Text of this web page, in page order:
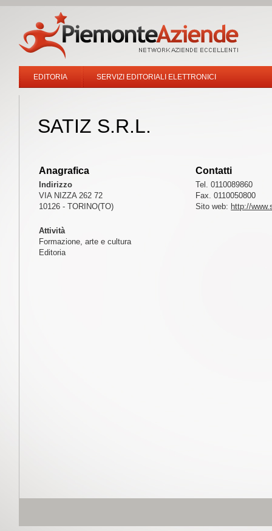
EDITORIA SERVIZI EDITORIALI ELETTRONICI
SATIZ S.R.L.
Anagrafica
Indirizzo
VIA NIZZA 262 72
10126 - TORINO(TO)
Contatti
Tel. 0110089860
Fax. 0110050800
Sito web: http://
Attività
Formazione, arte e cultura
Editoria